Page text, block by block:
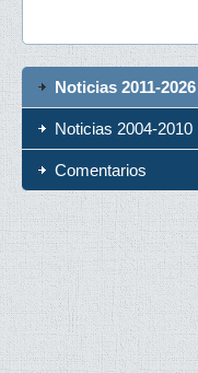
Noticias 2011-2026
Noticias 2004-2010
Comentarios